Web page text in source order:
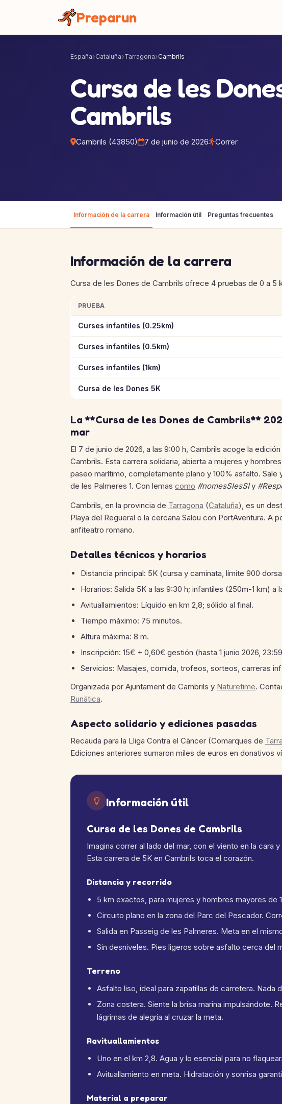
Preparun
España Cataluña Tarragona Cambrils
Cursa de les
Cambrils
Cambrils (43850) 7 de junio de 2026 Correr
Información de la carrera Información útil Preguntas frecuentes
Información de la carrera
Cursa de les Dones de Cambrils ofrece 4 pruebas de 0 a 5
Información clave de las pruebas de Cursa de les Dones de
PRUEBA
Curses infantiles (0.25km)
Curses infantiles (0.5km)
Curses infantiles (1km)
Cursa de les Dones 5K
La **Cursa de les Dones de Cambrils**
mar
El 7 de junio de 2026, a las 9:00 h, Cambrils acoge la
Cambrils. Esta carrera solidaria, abierta a mujeres y
paseo marítimo, completamente plano y 100% asfalto. Sale
de les Palmeres 1. Con lemas como #nomesSIesSIy
Cambrils, en la provincia de Tarragona (Cataluña), es un
Playa del Regueral o la cercana Salou con PortAventura. A
anfiteatro romano.
Detalles técnicos y horarios
Distancia principal: 5K (cursa y caminata, límite 900
Horarios: Salida 5K a las 9:30 h; infantiles (250m-1 km) a
Avituallamientos: Líquido en km 2,8; sólido al final.
Tiempo máximo: 75 minutos.
Altura máxima: 8 m.
Inscripción: 15€ + 0,60€ gestión (hasta 1 junio 2026,
Servicios: Masajes, comida, trofeos, sorteos, carreras
Organizada por Ajuntament de Cambrils y Naturetime.
Runática.
Aspecto solidario y ediciones pasadas
Recauda para la Lliga Contra el Càncer (Comarques de
Ediciones anteriores sumaron miles de euros en donativos
Información útil
Cursa de les Dones de Cambrils
Imagina correr al lado del mar, con el viento en la cara
Esta carrera de 5K en Cambrils toca el corazón.
Distancia y recorrido
5 km exactos, para mujeres y hombres mayores de
Circuito plano en la zona del Parc del Pescador.
Salida en Passeig de les Palmeres. Meta en el
Sin desniveles. Pies ligeros sobre asfalto cerca del
Terreno
Asfalto liso, ideal para zapatillas de carretera. Nada
Zona costera. Siente la brisa marina impulsándote.
lágrimas de alegría al cruzar la meta.
Ravituallamientos
Uno en el km 2,8. Agua y lo esencial para no flaquear.
Avituallamiento en meta. Hidratación y sonrisa
Material a preparar